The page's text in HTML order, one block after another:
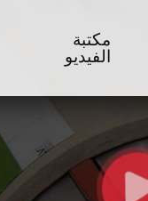
مكتبة
الفيديو